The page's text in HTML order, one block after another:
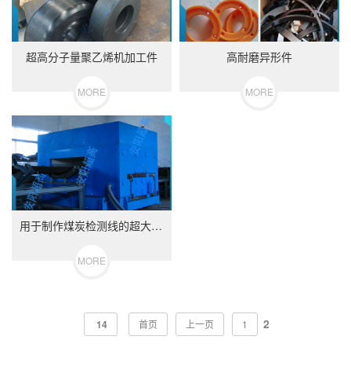
超高分子量聚乙烯机加工件
MORE
高耐磨异形件
MORE
用于制作煤炭检测线的超大超厚高分子板
MORE
14 首页 上一页 1 2